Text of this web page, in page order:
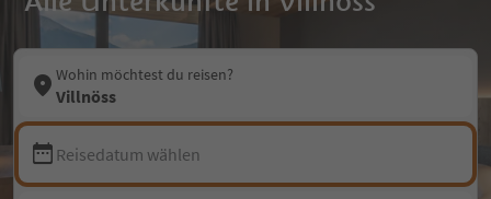
Wohin möchtest du reisen?
Villnöss
Reisedatum wählen